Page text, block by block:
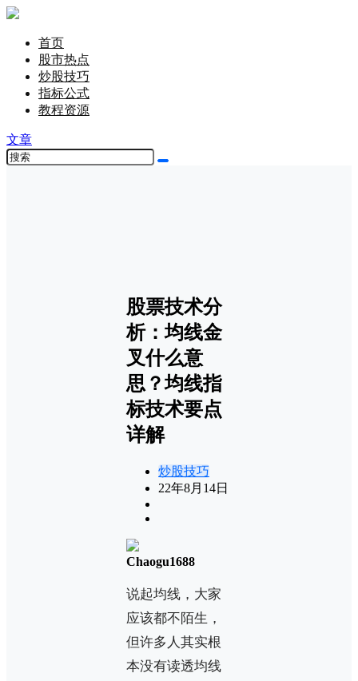
首页
股市热点
炒股技巧
指标公式
教程资源
文章
股票技术分
析：均线金
叉什么意
思？均线指
标技术要点
详解
炒股技巧
22年8月14日
Chaogu1688
说起均线，大家
应该都不陌生，
但许多人其实根
本没有读透均线